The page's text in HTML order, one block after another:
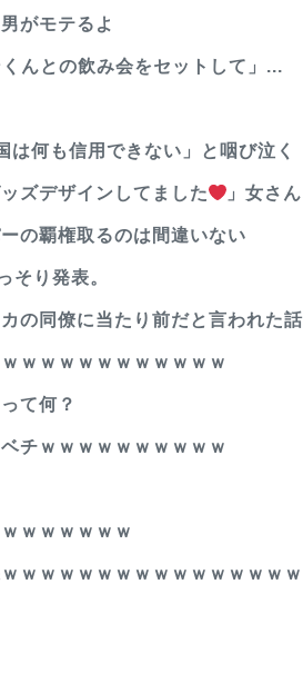
がモテるよ
んとの飲み会をセットして」...
は何も信用できない」と咽び泣く
ズデザインしてました 」女さ
の覇権取るのは間違いない
り発表。
の同僚に当たり前だと言われた
ｗｗｗｗｗｗｗｗｗｗｗ
て何？
チｗｗｗｗｗｗｗｗｗｗ
ｗｗｗｗｗｗ
ｗｗｗｗｗｗｗｗｗｗｗｗｗｗ